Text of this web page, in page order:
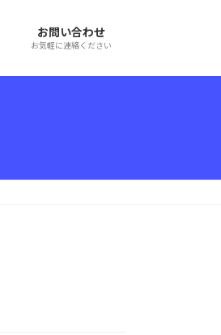
お問い合わせ
お気軽に連絡ください